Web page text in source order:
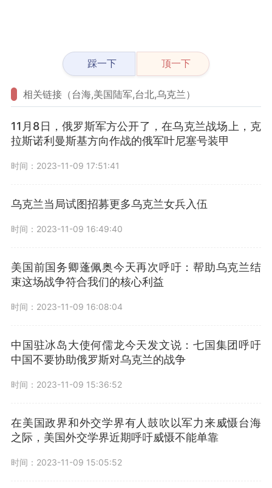
踩一下 顶一下
相关链接（台海,美国陆军,台北,乌克兰）
11月8日，俄罗斯军方公开了，在乌克兰战场上，克
拉斯诺利曼斯基方向作战的俄军叶尼塞号装甲
时间：2023-11-09 17:51:41
乌克兰当局试图招募更多乌克兰女兵入伍
时间：2023-11-09 16:49:40
美国前国务卿蓬佩奥今天再次呼吁：帮助乌克兰结
束这场战争符合我们的核心利益
时间：2023-11-09 16:08:04
中国驻冰岛大使何儒龙今天发文说：七国集团呼吁
中国不要协助俄罗斯对乌克兰的战争
时间：2023-11-09 15:36:52
在美国政界和外交学界有人鼓吹以军力来威慑台海
之际，美国外交学界近期呼吁威慑不能单靠
时间：2023-11-09 15:05:52